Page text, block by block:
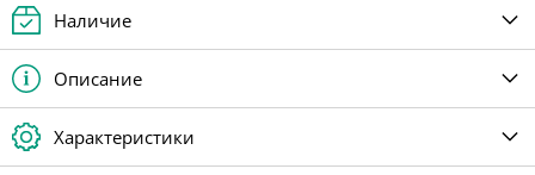
Наличие
Описание
Характеристики